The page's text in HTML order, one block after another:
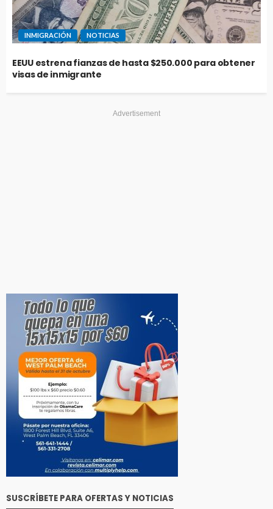
INMIGRACIÓN NOTICIAS
EEUU estrena fianzas de hasta $250.000 para obtener
visas de inmigrante
Advertisement
SUSCRÍBETE PARA OFERTAS Y NOTICIAS